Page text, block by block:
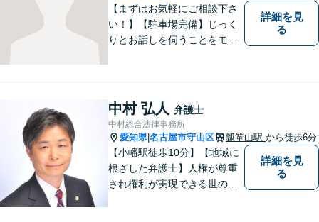
【まずはお気軽にご相談下さ
い！】【駐車場完備】じっく
りとお話しを伺うことをモッ
詳細を見
る
中村 弘人 弁護士
中村総合法律事務所
愛知県|名古屋市守山区 瓢箪山駅 から徒歩6分
【小幡駅徒歩10分】【地域に
根ざした弁護士】人権が尊重
され権利が実現できる世の中
詳細を見
る